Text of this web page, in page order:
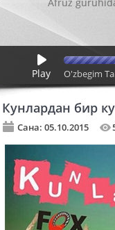
Play O'zbegim
Кунлардан бир
Сана: 05.10.2015